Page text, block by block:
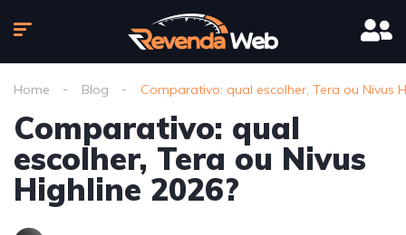
Home Blog Comparativo: qual escolher, Tera ou Nivus
Comparativo: qual
escolher, Tera ou Nivus
Highline 2026?